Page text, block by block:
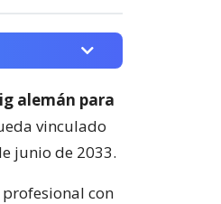
alemán para
vinculado
junio de 2033.
con